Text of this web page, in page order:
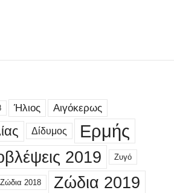
Ήλιος Αιγόκερως
Δίδυμος Ερμής
2019 Ζυγό
Ζώδια 2018 Ζώδια 2019